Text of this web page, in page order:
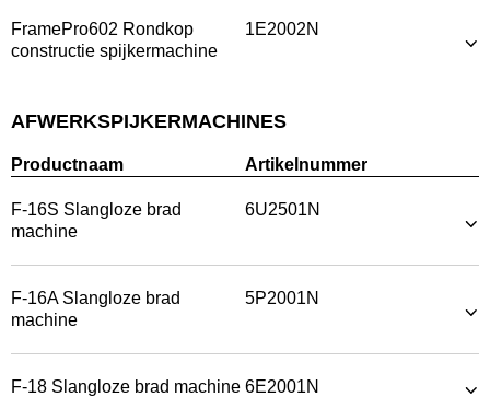
FramePro602 Rondkop
constructie spijkermachine
1E2002N
AFWERKSPIJKERMACHINES
Productnaam Artikelnummer
F-16S Slangloze brad
machine
6U2501N
F-16A Slangloze brad
machine
5P2001N
F-18 Slangloze brad machine 6E2001N